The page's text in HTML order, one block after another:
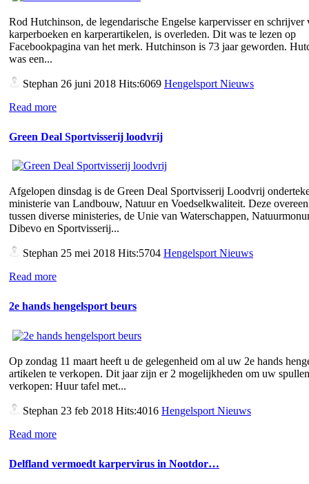
Rod Hutchinson, de legendarische Engelse karpervisser en schrijver
karperboeken en karperartikelen, is overleden. Dit was te lezen op
Facebookpagina van het merk. Hutchinson is 73 jaar geworden.
was een...
Stephan 26 juni 2018 Hits:6069 Hengelsport Nieuws
Read more
Green Deal Sportvisserij loodvrij
Afgelopen dinsdag is de Green Deal Sportvisserij Loodvrij
ministerie van Landbouw, Natuur en Voedselkwaliteit. Deze
tussen diverse ministeries, de Unie van Waterschappen,
Dibevo en Sportvisserij...
Stephan 25 mei 2018 Hits:5704 Hengelsport Nieuws
Read more
2e hands hengelsport beurs
Op zondag 11 maart heeft u de gelegenheid om al uw 2e hands
artikelen te verkopen. Dit jaar zijn er 2 mogelijkheden om uw
verkopen: Huur tafel met...
Stephan 23 feb 2018 Hits:4016 Hengelsport Nieuws
Read more
Delfland vermoedt karpervirus in Nootdor…